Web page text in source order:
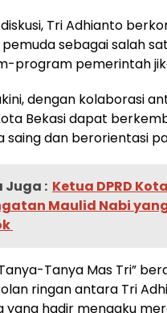
Tri Adhianto
sebagai salah
program pemerintah
dengan kolaborasi
Bekasi dapat
saing dan berorientasi
Juga : Ketua DPRD
Maulid Nabi
Tanya Mas Tri”
ringan antara Tri
yang hadir mengaku